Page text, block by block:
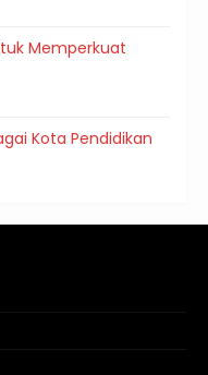
Memperkuat
Kota Pendidikan